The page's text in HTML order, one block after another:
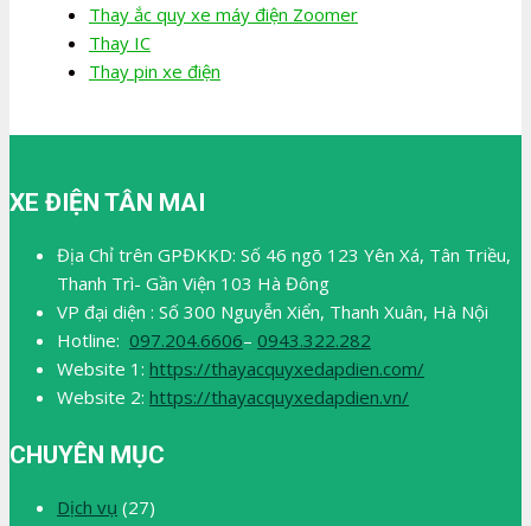
Thay ắc quy xe máy điện Zoomer
Thay IC
Thay pin xe điện
XE ĐIỆN TÂN MAI
Địa Chỉ trên GPĐKKD: Số 46 ngõ 123 Yên Xá, Tân Triều,
Thanh Trì- Gần Viện 103 Hà Đông
VP đại diện : Số 300 Nguyễn Xiển, Thanh Xuân, Hà Nội
Hotline: 097.204.6606– 0943.322.282
Website 1: https://thayacquyxedapdien.com/
Website 2: https://thayacquyxedapdien.vn/
CHUYÊN MỤC
Dịch vụ (27)